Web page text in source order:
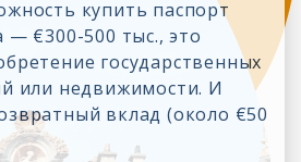
купить паспорт
— €300-500 тыс., это
государственных
или недвижимости. И
вклад (около €50